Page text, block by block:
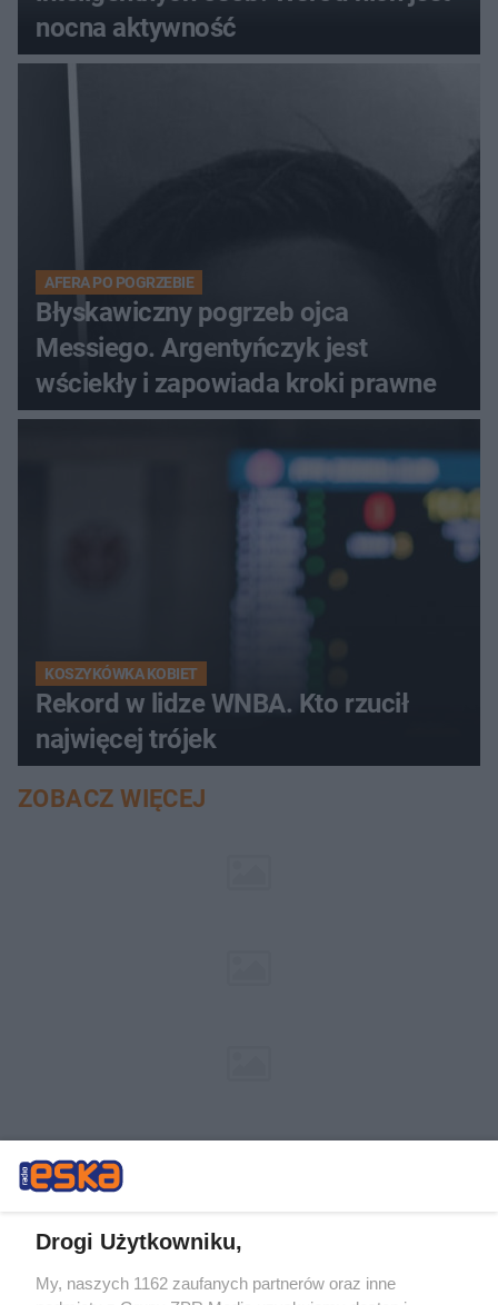
nocna aktywność
AFERA PO POGRZEBIE
Błyskawiczny pogrzeb ojca
Messiego. Argentyńczyk jest
wściekły i zapowiada kroki prawne
KOSZYKÓWKA KOBIET
Rekord w lidze WNBA. Kto rzucił
najwięcej trójek
ZOBACZ WIĘCEJ
Drogi Użytkowniku,
My, naszych 1162 zaufanych partnerów oraz inne